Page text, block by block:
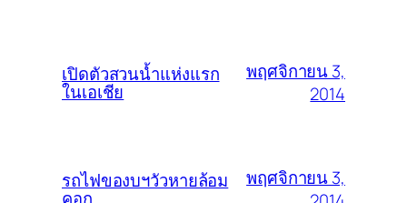
เปิดตัวสวนน้ำแห่งแรก
ในเอเชีย
พฤศจิกายน 3,
2014
รถไฟของบฯวัวหายล้อม
พฤศจิกายน 3,